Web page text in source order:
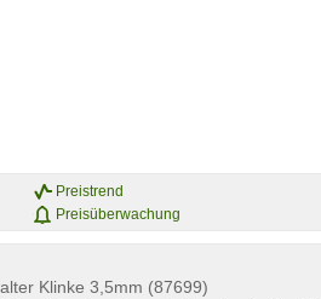
Preistrend
Preisüberwachung
Klinke 3,5mm (87699)